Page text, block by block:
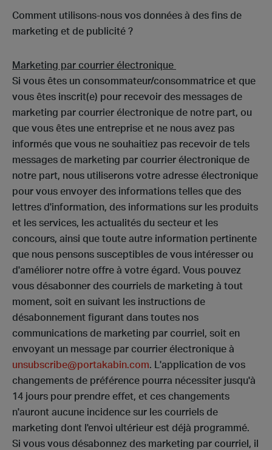
Comment utilisons-nous vos données à des fins de
marketing et de publicité ?
Marketing par courrier électronique
Si vous êtes un consommateur/consommatrice et que
vous êtes inscrit(e) pour recevoir des messages de
marketing par courrier électronique de notre part, ou
que vous êtes une entreprise et ne nous avez pas
informés que vous ne souhaitiez pas recevoir de tels
messages de marketing par courrier électronique de
notre part, nous utiliserons votre adresse électronique
pour vous envoyer des informations telles que des
lettres d'information, des informations sur les produits
et les services, les actualités du secteur et les
concours, ainsi que toute autre information pertinente
que nous pensons susceptibles de vous intéresser ou
d'améliorer notre offre à votre égard. Vous pouvez
vous désabonner des courriels de marketing à tout
moment, soit en suivant les instructions de
désabonnement figurant dans toutes nos
communications de marketing par courriel, soit en
envoyant un message par courrier électronique à
unsubscribe@portakabin.com. L'application de vos
changements de préférence pourra nécessiter jusqu'à
14 jours pour prendre effet, et ces changements
n'auront aucune incidence sur les courriels de
marketing dont l'envoi ultérieur est déjà programmé.
Si vous vous désabonnez des marketing par courriel, il